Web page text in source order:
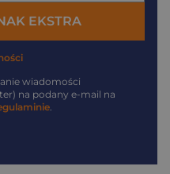
EKSTRA
wiadomości
na podany e-mail na